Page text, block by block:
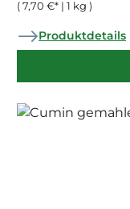
( 7,70 €* | 1 kg )
Produktdetails